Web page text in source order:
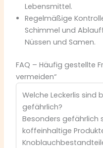
Lebensmittel.
Regelmäßige
Schimmel und
Nüssen und Samen.
FAQ – Häufig gestellte
vermeiden“
Welche Leckerlis sind
gefährlich?
Besonders gefährlich
koffeinhaltige